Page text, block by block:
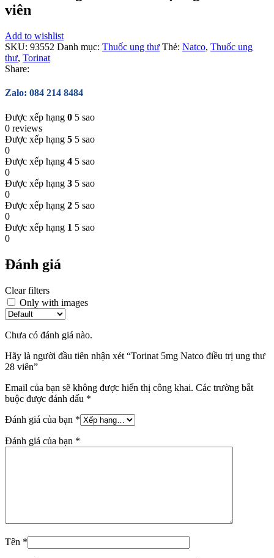
viên
Add to wishlist
SKU: 93552 Danh mục: Thuốc ung thư Thẻ: Natco, Thuốc ung
thư, Torinat
Share:
Zalo: 084 214 8484
Được xếp hạng 0 5 sao
0 reviews
Được xếp hạng 5 5 sao
0
Được xếp hạng 4 5 sao
0
Được xếp hạng 3 5 sao
0
Được xếp hạng 2 5 sao
0
Được xếp hạng 1 5 sao
0
Đánh giá
Clear filters
Only with images
Chưa có đánh giá nào.
Hãy là người đầu tiên nhận xét “Torinat 5mg Natco điều trị ung thư
28 viên”
Email của bạn sẽ không được hiển thị công khai. Các trường bắt
buộc được đánh dấu *
Đánh giá của bạn *
Đánh giá của bạn *
Tên *